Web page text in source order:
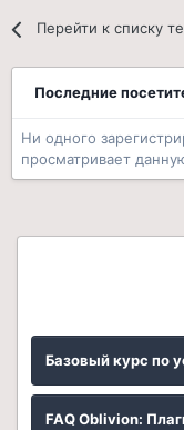
Перейти к списку
Последние
Ни одного
просматривает
Базовый курс по
FAQ Oblivion: